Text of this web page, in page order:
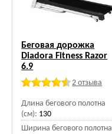
Беговая дорожка
Diadora Fitness Razor
6.9
2 отзыва
Длина бегового полотна
(см): 130
Ширина бегового полотна